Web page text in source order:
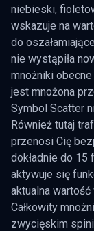
niebieski,
wskazuje na
do
nie wystąpiła
mnożniki obecne
jest mnożona
Symbol Scatter
Również tutaj
przenosi Cię
dokładnie do
aktywuje się
aktualna
Całkowity
zwycięskim